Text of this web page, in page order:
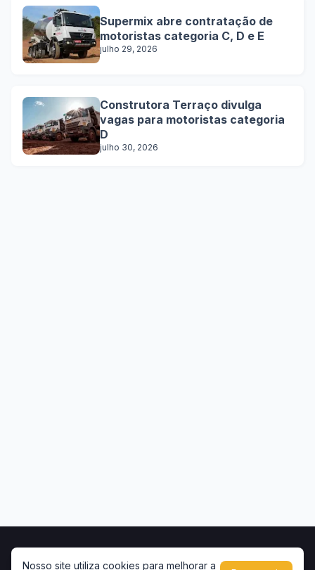
Supermix abre contratação de
motoristas categoria C, D e E
julho 29, 2026
Construtora Terraço divulga
vagas para motoristas categoria
D
julho 30, 2026
Nosso site utiliza cookies para melhorar a